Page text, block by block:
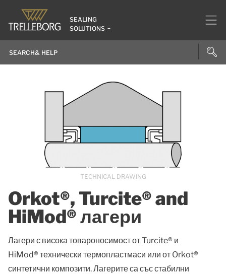
SEALING
SOLUTIONS
Orkot®, Turcite® and
HiMod® лагери
Лагери с висока товароносимост от Turcite® и
HiMod® технически термопластмаси или от Orkot®
синтетични композити. Лагерите са със стабилни
TECHNICAL DRAWING